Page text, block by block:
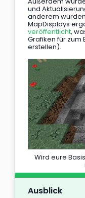
und
anderem
MapDisplays
veröffentlicht,
Grafiken für zum
erstellen).
Wird eure
Ausblick